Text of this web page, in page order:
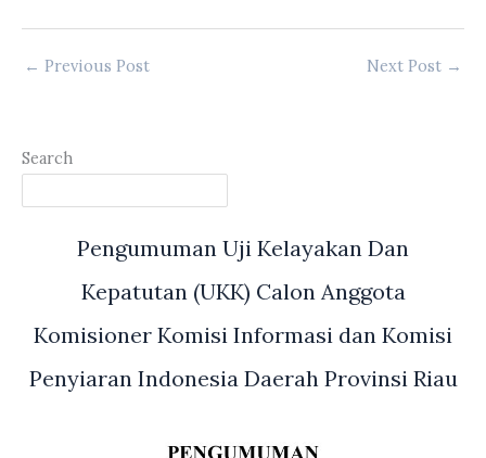
← Previous Post Next Post →
Search
Pengumuman Uji Kelayakan Dan
Kepatutan (UKK) Calon Anggota
Komisioner Komisi Informasi dan Komisi
Penyiaran Indonesia Daerah Provinsi Riau